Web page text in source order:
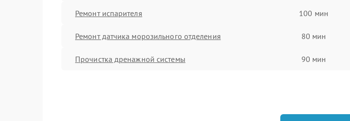
Ремонт испарителя 100 мин
Ремонт датчика морозильного отделения 80 мин
Прочистка дренажной системы 90 мин